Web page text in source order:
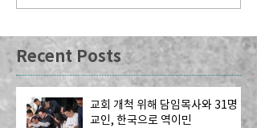
Recent Posts
교회 개척 위해 담임목사와 31명
교인, 한국으로 역이민